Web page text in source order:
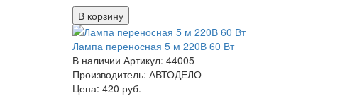
В корзину
Лампа переносная 5 м 220В 60 Вт
В наличии Артикул: 44005
Производитель: АВТОДЕЛО
Цена: 420 руб.